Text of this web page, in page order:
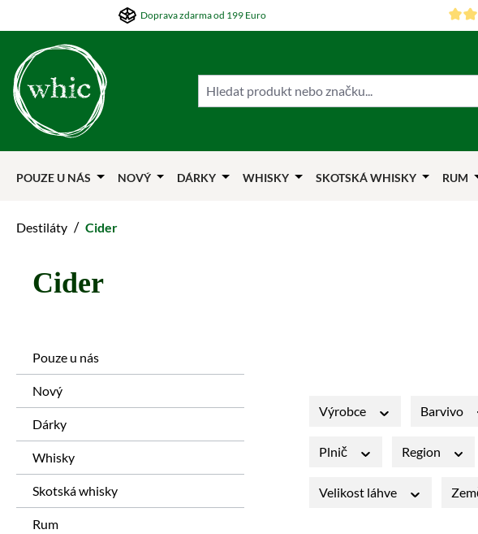
na hlavní obsah
Přejít na hlavní navigaciDoprava zdarma od 199 Euro
POUZE U NÁS NOVÝ DÁRKY WHISKY SKOTSKÁ WHISKY RUM
Destiláty / Cider
Cider
Pouze u nás
Nový
Dárky
Whisky
Skotská whisky
Rum
Výrobce Barvivo
Plnič Region
Velikost láhve